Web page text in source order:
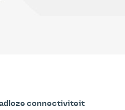
connectiviteit